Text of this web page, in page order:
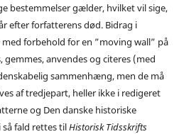
bestemmelser gælder, hvilket vil sige,
efter forfatterens død. Bidrag i
forbehold for en ”moving wall” på
anvendes og citeres (med
sammenhæng, men de må
af tredjepart, heller ikke i redigeret
og Den danske historiske
så fald rettes tilHistorisk Tidsskrifts